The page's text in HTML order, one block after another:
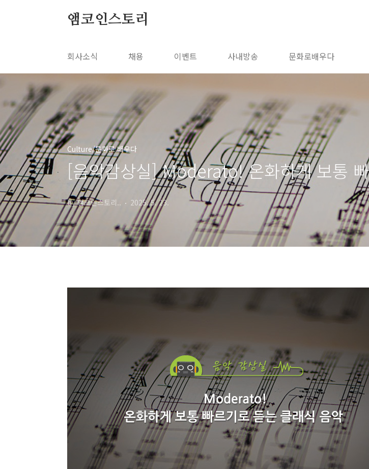
앰코인스토리
회사소식 채용 이벤트 사내방송 문화로배우다
Culture/문화로 배우다
[음악감상실] Moderato! 온화하게 보통
by 앰코인스토리.. 2025. 5. 23.